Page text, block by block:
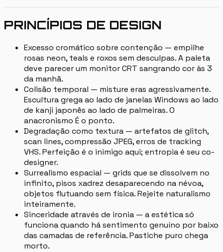
PRINCÍPIOS DE DESIGN
Excesso cromático sobre contenção — empilhe
rosas neon, teals e roxos sem desculpas. A paleta
deve parecer um monitor CRT sangrando cor às 3
da manhã.
Colisão temporal — misture eras agressivamente.
Escultura grega ao lado de janelas Windows ao lado
de kanji japonês ao lado de palmeiras. O
anacronismo É o ponto.
Degradação como textura — artefatos de glitch,
scan lines, compressão JPEG, erros de tracking
VHS. Perfeição é o inimigo aqui; entropia é seu co-
designer.
Surrealismo espacial — grids que se dissolvem no
infinito, pisos xadrez desaparecendo na névoa,
objetos flutuando sem física. Rejeite naturalismo
inteiramente.
Sinceridade através de ironia — a estética só
funciona quando há sentimento genuíno por baixo
das camadas de referência. Pastiche puro chega
morto.